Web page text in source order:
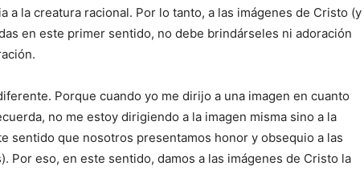
a la creatura racional. Por lo tanto, a las imágenes de Cristo (y
en este primer sentido, no debe brindárseles ni adoración
Porque cuando yo me dirijo a una imagen en cuanto
no me estoy dirigiendo a la imagen misma sino a la
sentido que nosotros presentamos honor y obsequio a las
Por eso, en este sentido, damos a las imágenes de Cristo la